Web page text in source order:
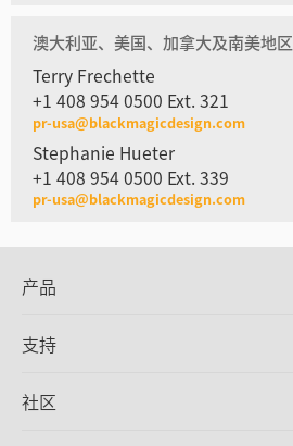
澳大利亚、美国、加拿大及南美地区
Terry Frechette
+1 408 954 0500 Ext. 321
pr-usa@blackmagicdesign.com
Stephanie Hueter
+1 408 954 0500 Ext. 339
pr-usa@blackmagicdesign.com
产品
DaVinci Resolve和Fusion软件
Ultimatte
支持
支持中心
社区